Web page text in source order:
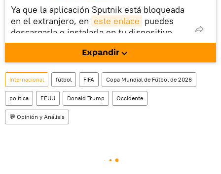
Ya que la aplicación Sputnik está bloqueada
en el extranjero, en este enlace puedes
descargarla e instalarla en tu dispositivo
móvil (¡solo para Android!).
Expandir
Internacional fútbol FIFA Copa Mundial de Fútbol de 2026
política EEUU Donald Trump Occidente
💬 Opinión y Análisis